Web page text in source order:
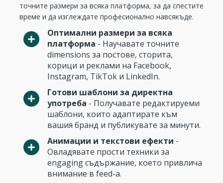
точните размери за всяка платформа, за да спестите
време и да изглеждате професионално навсякъде.
Оптимални размери за всяка
платформа - Научавате точните
dimensions за постове, сторита,
корици и реклами на Facebook,
Instagram, TikTok и LinkedIn.
Готови шаблони за директна
употреба - Получавате редактируеми
шаблони, които адаптирате към
вашия бранд и публикувате за минути.
Анимации и текстови ефекти -
Овладявате прости техники за
engaging съдържание, което привлича
внимание в feed-а.